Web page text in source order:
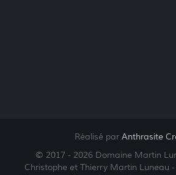
Réalisé par Anthrasite
© 2017 - 2026 Domaine Martin
Christophe et Thierry Martin Luneau